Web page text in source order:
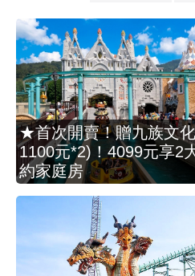
★首次開賣！贈九族文
1100元*2)！4099元享2
約家庭房